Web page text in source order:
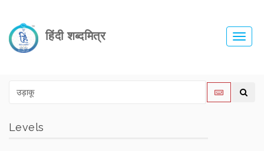
हिंदी शब्दमित्र
Levels